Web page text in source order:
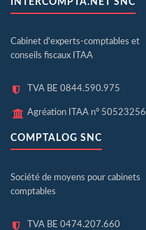
INTERCOMPTA.NET SNC
Cabinet d'experts-comptables et
conseils fiscaux ITAA
TVA BE 0844.590.975
Agréation ITAA n° 50523256
COMPTALOG SNC
Société de moyens pour cabinets
comptables
TVA BE 0474.207.660